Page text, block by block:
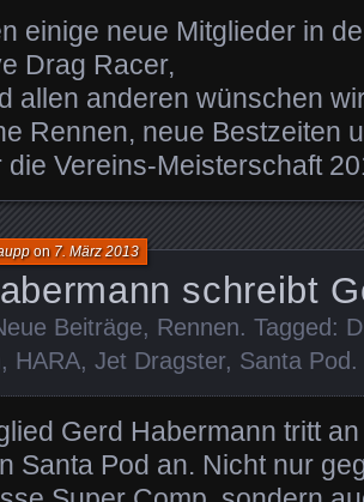
einige neue Mitglieder in
Drag Racer,
allen anderen wünschen
Rennen, neue Bestzeiten
die Vereins-Meisterschaft
schreibt
on 7. März 2013
Beiträge, Rennen. Tagged:
, HARA, Jet Dragster, Santa Pod.
Gerd Habermann tritt
Santa Pod an. Nicht nur